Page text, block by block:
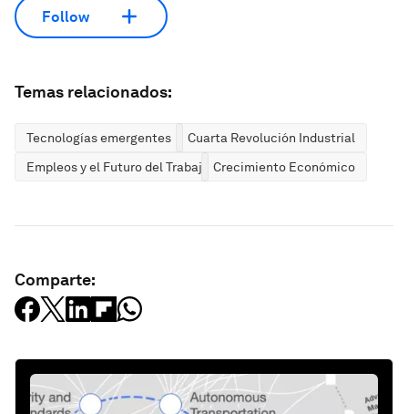
Follow
Temas relacionados:
Tecnologías emergentes
Cuarta Revolución Industrial
Empleos y el Futuro del Trabajo
Crecimiento Económico
Comparte: